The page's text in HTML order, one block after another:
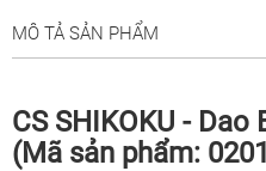
MÔ TẢ SẢN PHẨM
CS SHIKOKU -
(Mã sản phẩm: